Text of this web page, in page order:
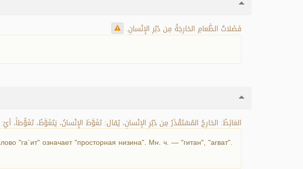
فَضَلاتُ الطَّعامِ الخارِجَةُ مِن دُبُرِ الإِنْسانِ.
الغائِطُ: الخارِجُ المُسْتَقْذَرُ مِن دُبُرِ الإنْسانِ، يُقال: تَغَوَّطَ الإِنْسانُ، يَتَغَوَّطُ،
"га`ит" означает "просторная низина". Мн. ч. — "гитан", "агват".